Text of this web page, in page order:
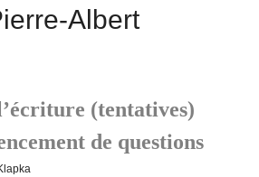
Albert
(tentatives)
de questions